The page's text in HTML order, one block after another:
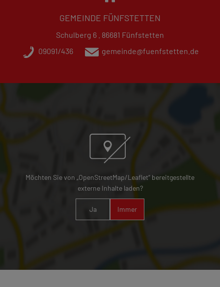
GEMEINDE FÜNFSTETTEN
Schulberg 6 . 86681 Fünfstetten
09091/436
gemeinde@fuenfstetten.de
Möchten Sie von „OpenStreetMap/Leaflet“ bereitgestellte
externe Inhalte laden?
Ja Immer